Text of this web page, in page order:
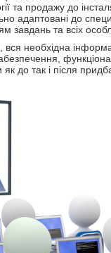
та продажу до
адаптовані до
завдань та всіх
вся необхідна
до так і після